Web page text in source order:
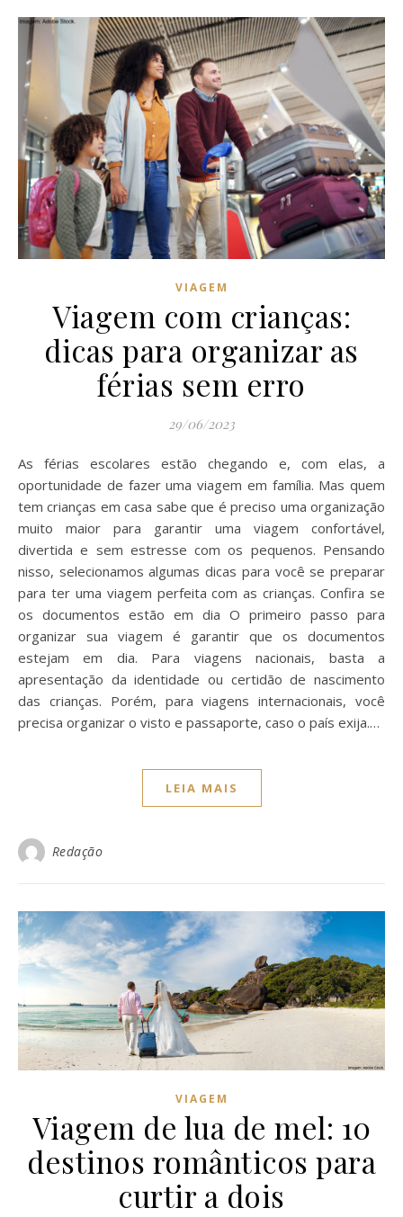
VIAGEM
Viagem com crianças:
dicas para organizar as
férias sem erro
29/06/2023
As férias escolares estão chegando e, com elas, a
oportunidade de fazer uma viagem em família. Mas quem
tem crianças em casa sabe que é preciso uma organização
muito maior para garantir uma viagem confortável,
divertida e sem estresse com os pequenos. Pensando
nisso, selecionamos algumas dicas para você se preparar
para ter uma viagem perfeita com as crianças. Confira se
os documentos estão em dia O primeiro passo para
organizar sua viagem é garantir que os documentos
estejam em dia. Para viagens nacionais, basta a
apresentação da identidade ou certidão de nascimento
das crianças. Porém, para viagens internacionais, você
precisa organizar o visto e passaporte, caso o país exija.…
LEIA MAIS
Redação
VIAGEM
Viagem de lua de mel: 10
destinos românticos para
curtir a dois